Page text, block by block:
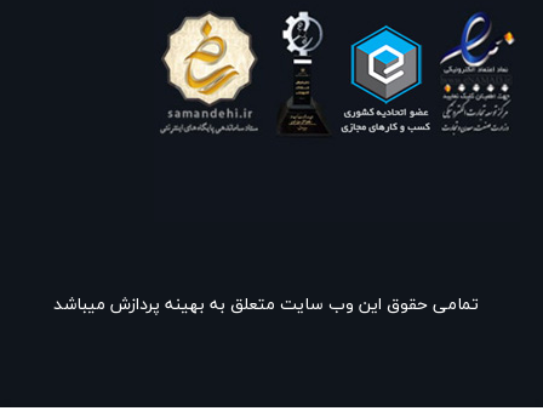
تمامی حقوق این وب سایت متعلق به بهینه پردازش میباشد